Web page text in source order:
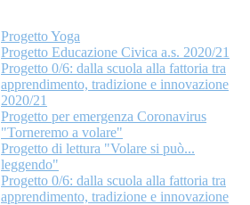
Progetto Yoga
Progetto Educazione Civica a.s. 2020/21
Progetto 0/6: dalla scuola alla fattoria tra
apprendimento, tradizione e innovazione
2020/21
Progetto per emergenza Coronavirus
"Torneremo a volare"
Progetto di lettura "Volare si può...
leggendo"
Progetto 0/6: dalla scuola alla fattoria tra
apprendimento, tradizione e innovazione